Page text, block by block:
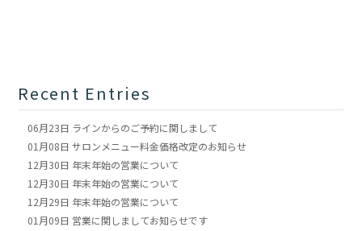
Recent Entries
06月23日 ラインからのご予約に関しまして
01月08日 サロンメニュー料金価格改定のお知らせ
12月30日 年末年始の営業について
12月30日 年末年始の営業について
12月29日 年末年始の営業について
01月09日 営業に関しましてお知らせです